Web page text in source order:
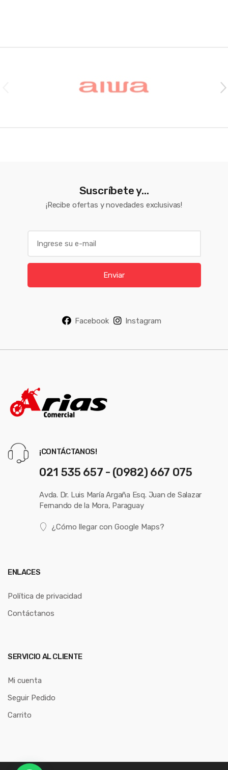
Suscríbete y...
¡Recibe ofertas y novedades exclusivas!
l
Enviar
Facebook Instagram
¡CONTÁCTANOS!
021 535 657 - (0982) 667 075
Avda. Dr. Luis María Argaña Esq. Juan de Salazar
Fernando de la Mora, Paraguay
¿Cómo llegar con Google Maps?
ENLACES
Política de privacidad
Contáctanos
SERVICIO AL CLIENTE
Mi cuenta
Seguir Pedido
Carrito